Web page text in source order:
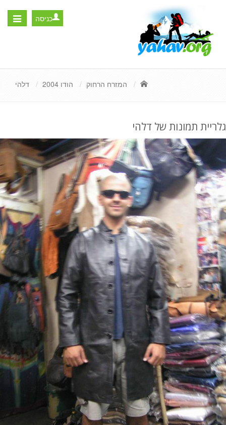
Toggle
כניסה
המזרח הרחוק הודו 2004 דלהי
גלריית תמונות של דלהי